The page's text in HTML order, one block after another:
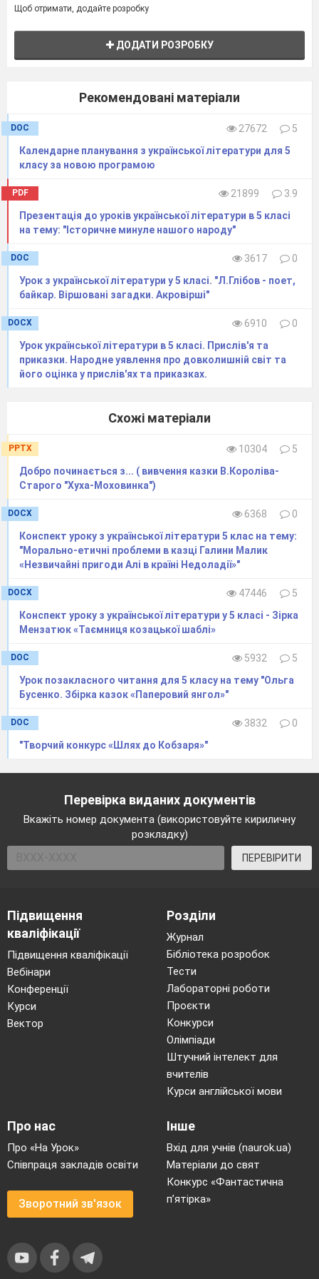
власними діями.
Актуалізація суб’єктивного досвіду й
дорослою. Мені страшенно хочеться
гратися – особливо в індіанців…»
(Письменниця)
самою лише можливістю вашої появи
й не спатимуть тепер цілий
тиждень…» (Таксі)
« Ой! Корова! Квіткова корівка!
(Ромчик)
« Хоч як пізно прийдеш, зателефонуй
потвора оселилася у вашій хаті?»
« Маємо ж ми право на невеличке
чоловіче свято!» (Вррум)
звідки ти, як опинився у Притулку
Заблуканих у Всесвіті Істот…»
(Василь)
Прийом «Займи позицію».
казка? (За допомогою опорної схеми)
Переважно прозове оповідання
Має
Казка
Наявність дива, фантастики,
вимислу
Вигадана історія
Які проблеми порушила письменниця
у казці?
( Родинне виховання, любов і
небайдужість, материнська любов,
добро та зло, щастя)
Хто і що перемагає в казках?
А в
Повідомлення теми і мети уроку
Чи зрозуміла тема?
Про що йтиме мова на уроці?
Що очікуєте від сьогоднішнього
уроку?
Щоб отримати, додайте розробку
ДОДАТИ РОЗРОБКУ
Рекомендовані матеріали
DOC 27672
5
Календарне планування з української літератури для 5
класу за новою програмою
PDF 21899
3.9
Презентація до уроків української літератури в 5 класі
на тему: "Історичне минуле нашого народу"
DOC 3617
0
Урок з української літератури у 5 класі. "Л.Глібов - поет,
байкар. Віршовані загадки. Акровірші"
DOCX 6910
0
Урок української літератури в 5 класі. Прислів'я та
приказки. Народне уявлення про довколишній світ та
його оцінка у прислів'ях та приказках.
Схожі матеріали
PPTX 10304
5
Добро починається з... ( вивчення казки В.Короліва-
Старого "Хуха-Моховинка")
DOCX 6368
0
Конспект уроку з української літератури 5 клас на тему:
"Морально-етичні проблеми в казці Галини Малик
«Незвичайні пригоди Алі в країні Недоладії»"
DOCX 47446
5
Конспект уроку з української літератури у 5 класі - Зірка
Мензатюк «Таємниця козацької шаблі»
DOC 5932
5
Урок позакласного читання для 5 класу на тему "Ольга
Бусенко. Збірка казок «Паперовий янгол»"
DOC 3832
0
"Творчий конкурс «Шлях до Кобзаря»"
Перевірка виданих документів
Вкажіть номер документа (використовуйте кириличну
розкладку)
ПЕРЕВІРИТИ
Підвищення
кваліфікації
Підвищення кваліфікації
Вебінари
Конференції
Курси
Вектор
Розділи
Журнал
Бібліотека розробок
Тести
Лабораторні роботи
Проєкти
Конкурси
Олімпіади
Штучний інтелект для
вчителів
Курси англійської мови
Про нас
Про «На Урок»
Співпраця закладів освіти
Зворотний зв'язок
Інше
Вхід для учнів (naurok.ua)
Матеріали до свят
Конкурс «Фантастична
п’ятірка»